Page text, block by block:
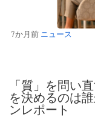
7か月前 ニュース
「質」を問い
を決めるのは
ンレポート